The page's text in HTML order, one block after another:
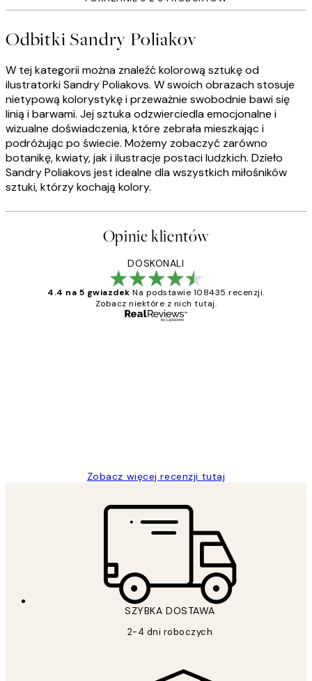
Odbitki Sandry Poliakov
W tej kategorii można znaleźć kolorową sztukę od
ilustratorki Sandry Poliakovs. W swoich obrazach stosuje
nietypową kolorystykę i przeważnie swobodnie bawi się
linią i barwami. Jej sztuka odzwierciedla emocjonalne i
wizualne doświadczenia, które zebrała mieszkając i
podróżując po świecie. Możemy zobaczyć zarówno
botanikę, kwiaty, jak i ilustracje postaci ludzkich. Dzieło
Sandry Poliakovs jest idealne dla wszystkich miłośników
sztuki, którzy kochają kolory.
Opinie klientów
DOSKONALI
4.4 na 5 gwiazdek Na podstawie 108435 recenzji.
Zobacz niektóre z nich tutaj.
Zobacz więcej recenzji tutaj
SZYBKA DOSTAWA
2-4 dni roboczych